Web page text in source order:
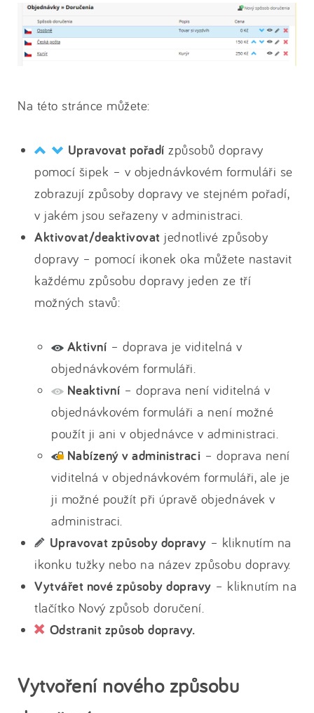
Na této stránce můžete:
Upravovat pořadí způsobů dopravy
pomocí šipek – v objednávkovém formuláři se
zobrazují způsoby dopravy ve stejném pořadí,
v jakém jsou seřazeny v administraci.
Aktivovat/deaktivovat jednotlivé způsoby
dopravy – pomocí ikonek oka můžete nastavit
každému způsobu dopravy jeden ze tří
možných stavů:
Aktivní – doprava je viditelná v
objednávkovém formuláři.
Neaktivní – doprava není viditelná v
objednávkovém formuláři a není možné
použít ji ani v objednávce v administraci.
Nabízený v administraci – doprava není
viditelná v objednávkovém formuláři, ale je
ji možné použít při úpravě objednávek v
administraci.
Upravovat způsoby dopravy – kliknutím na
ikonku tužky nebo na název způsobu dopravy.
Vytvářet nové způsoby dopravy – kliknutím na
tlačítko Nový způsob doručení.
Odstranit způsob dopravy.
Vytvoření nového způsobu